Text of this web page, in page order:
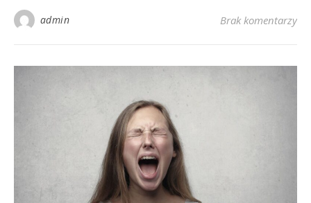
admin Brak komentarzy